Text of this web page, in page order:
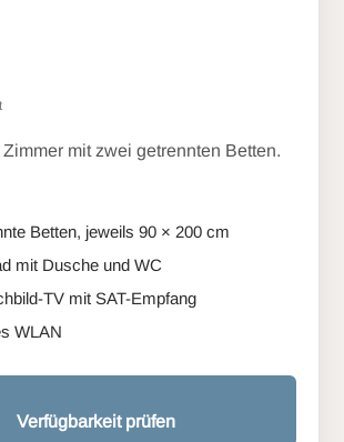
mit zwei getrennten Betten.
Betten, jeweils 90 × 200 cm
mit Dusche und WC
TV mit SAT-Empfang
WLAN
Verfügbarkeit prüfen